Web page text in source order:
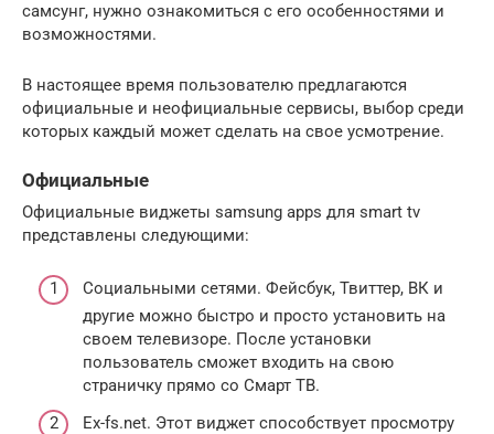
самсунг, нужно ознакомиться с его особенностями и
возможностями.
В настоящее время пользователю предлагаются
официальные и неофициальные сервисы, выбор среди
которых каждый может сделать на свое усмотрение.
Официальные
Официальные виджеты samsung apps для smart tv
представлены следующими:
Социальными сетями. Фейсбук, Твиттер, ВК и
другие можно быстро и просто установить на
своем телевизоре. После установки
пользователь сможет входить на свою
страничку прямо со Смарт ТВ.
Ex-fs.net. Этот виджет способствует просмотру